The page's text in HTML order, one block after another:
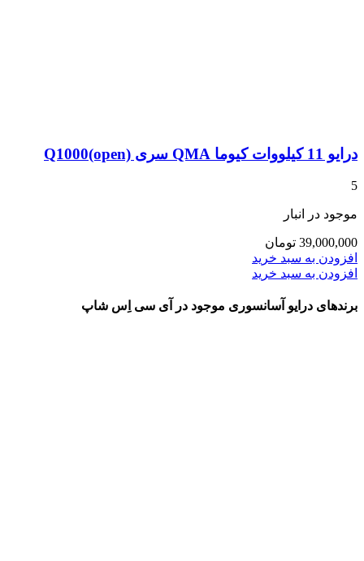
درایو 11 کیلووات کیوما QMA سری Q1000(open)
5
موجود در انبار
39,000,000 تومان
افزودن به سبد خرید
افزودن به سبد خرید
برندهای درایو آسانسوری موجود در آی سی اِس شاپ